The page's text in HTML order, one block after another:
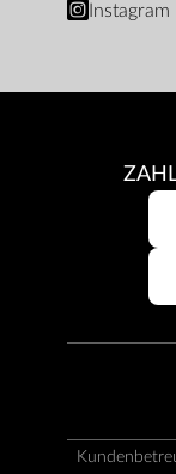
Instagram